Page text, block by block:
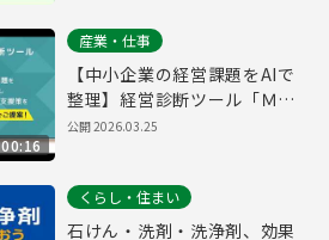
00:16
産業・仕事
【中小企業の経営課題をAIで
整理】経営診断ツール「Ｍｉ
ｒ－ＡＩ（ミライ） サーチ」
公開2026.03.25
くらし・住まい
石けん・洗剤・洗浄剤、効果